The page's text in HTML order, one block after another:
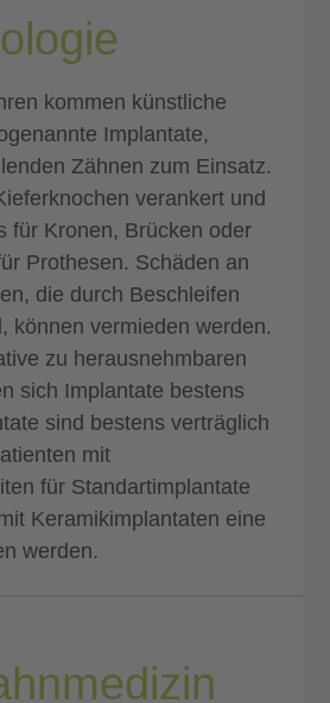
kommen künstliche
Implantate,
Zähnen zum Einsatz.
verankert und
für Kronen, Brücken oder
Prothesen. Schäden an
die durch Beschleifen
können vermieden werden.
zu herausnehmbaren
sich Implantate bestens
sind bestens verträglich
mit
für Standartimplantate
Keramikimplantaten eine
werden.